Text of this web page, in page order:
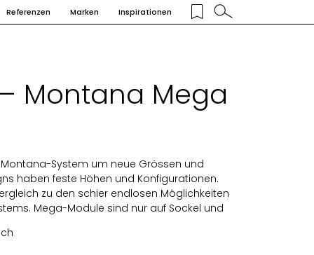
Referenzen Marken Inspirationen
Montana Mega
System um neue Grössen und
haben feste Höhen und Konfigurationen.
zu den schier endlosen Möglichkeiten
Mega-Module sind nur auf Sockel und